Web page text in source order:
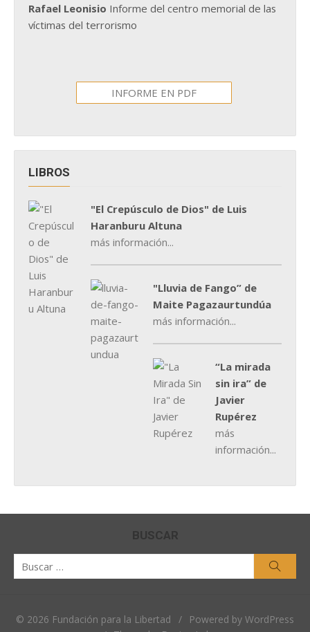
Rafael Leonisio Informe del centro memorial de las
víctimas del terrorismo
INFORME EN PDF
LIBROS
"El Crepúsculo de Dios" de Luis
Haranburu Altuna
más información...
"Lluvia de Fango” de
Maite Pagazaurtundúa
más información...
“La mirada
sin ira” de
Javier
Rupérez
más
información...
BUSCAR
© 2026 Fundación para la Libertad /
Powered by WordPress